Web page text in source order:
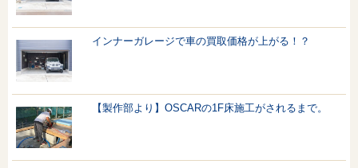
インナーガレージで車の買取価格が上がる！？
【製作部より】OSCARの1F床施工がされるまで。